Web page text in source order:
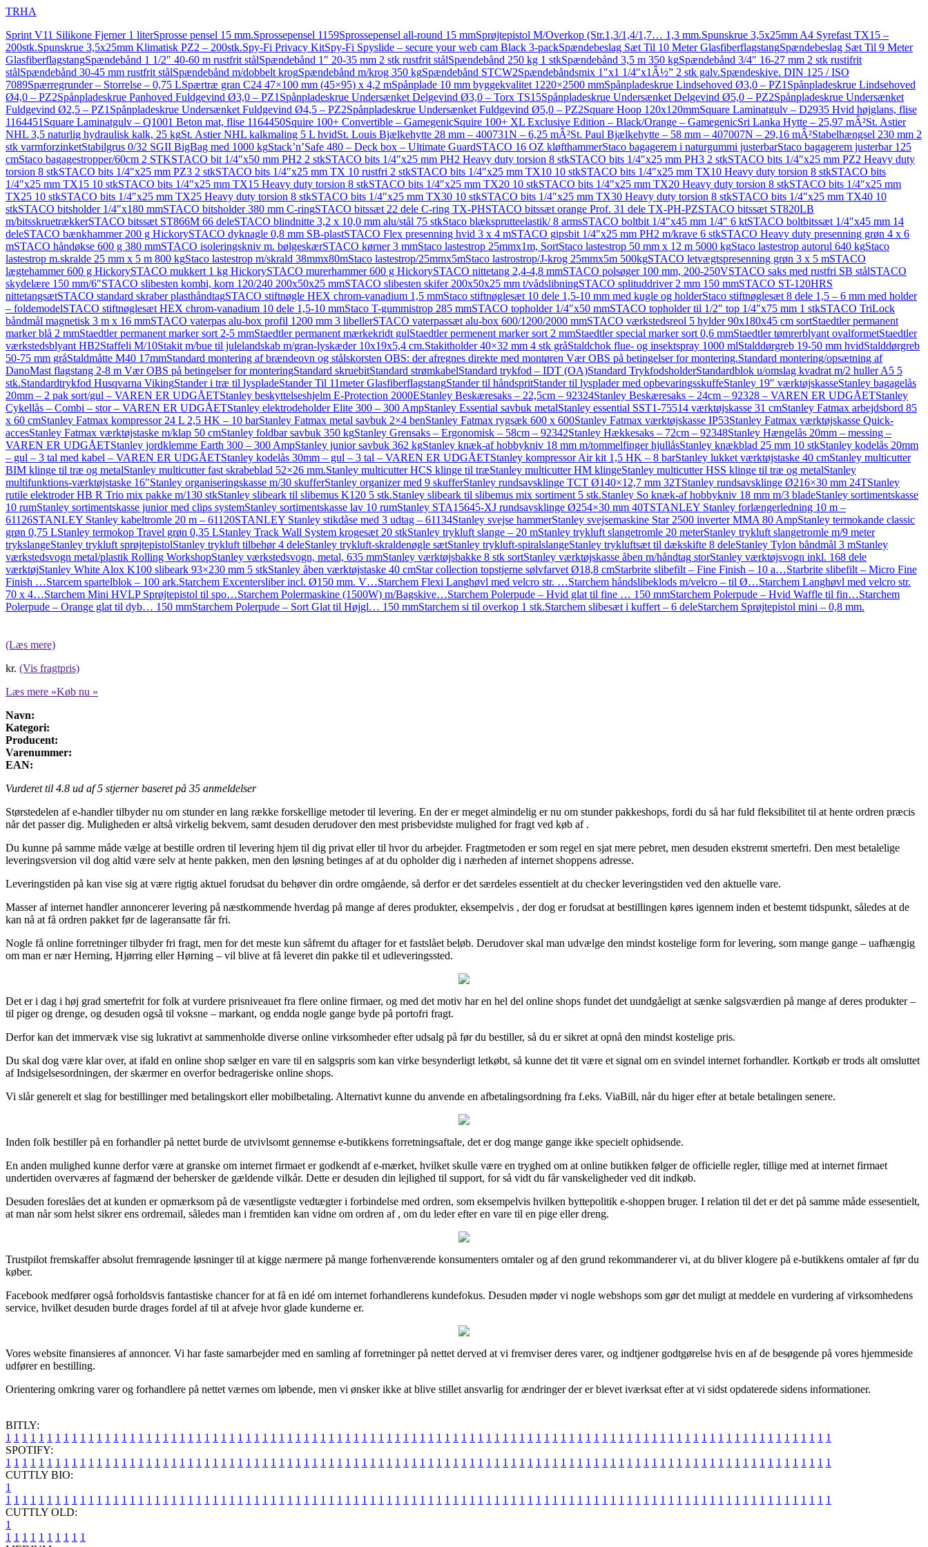
TRHA
Sprint V11 Silikone Fjerner 1 literSprosse pensel 15 mm.Sprossepensel 1159Sprossepensel all-round 15 mmSprøjtepistol M/Overkop (Str.1,3/1,4/1,7… 1,3 mm.Spunskrue 3,5x25mm A4 Syrefast TX15 –
200stk.Spunskrue 3,5x25mm Klimatisk PZ2 – 200stk.Spy-Fi Privacy KitSpy-Fi Spyslide – secure your web cam Black 3-packSpændebeslag Sæt Til 10 Meter GlasfiberflagstangSpændebeslag Sæt Til 9 Meter
GlasfiberflagstangSpændebånd 1 1/2″ 40-60 m rustfrit stålSpændebånd 1″ 20-35 mm 2 stk rustfrit stålSpændebånd 250 kg 1 stkSpændebånd 3,5 m 350 kgSpændebånd 3/4″ 16-27 mm 2 stk rustifrit
stålSpændebånd 30-45 mm rustfrit stålSpændebånd m/dobbelt krogSpændebånd m/krog 350 kgSpændebånd STCW2Spændebåndsmix 1″x1 1/4″x1Â½” 2 stk galv.Spændeskive. DIN 125 / ISO
7089Spærregrunder – Storrelse – 0,75 LSpærtræ gran C24 47×100 mm (45×95) x 4,2 mSpånplade 10 mm byggekvalitet 1220×2500 mmSpånpladeskrue Lindsehoved Ø3,0 – PZ1 Spånpladeskrue Lindsehoved
Ø4,0 – PZ2Spånpladeskrue Panhoved Fuldgevind Ø3,0 – PZ1 Spånpladeskrue Undersænket Delgevind Ø3,0 – Torx TS15Spånpladeskrue Undersænket Delgevind Ø5,0 – PZ2Spånpladeskrue Undersænket
Fuldgevind Ø2,5 – PZ1 Spånpladeskrue Undersænket Fuldgevind Ø4,5 – PZ2Spånpladeskrue Undersænket Fuldgevind Ø5,0 – PZ2Square Hoop 120x120mmSquare Laminatgulv – D2935 Hvid højglans, flise
1164451 Square Laminatgulv – Q1001 Beton mat, flise 1164450Squire 100+ Convertible – GamegenicSquire 100+ XL Exclusive Edition – Black/Orange – GamegenicSri Lanka Hytte – 25,97 mÂ²St. Astier
NHL 3,5 naturlig hydraulisk kalk, 25 kgSt. Astier NHL kalkmaling 5 L hvidSt. Louis Bjælkehytte 28 mm – 400731N – 6,25 mÂ²St. Paul Bjælkehytte – 58 mm – 407007N – 29,16 mÂ²Stabelhængsel 230 mm 2
stk varmforzinketStabilgrus 0/32 SGII BigBag med 1000 kgStack’n’Safe 480 – Deck box – Ultimate GuardSTACO 16 OZ kløfthammerStaco bagagerem i naturgummi justerbarStaco bagagerem justerbar 125
cmStaco bagagestropper/60cm 2 STKSTACO bit 1/4″x50 mm PH2 2 stkSTACO bits 1/4″x25 mm PH2 Heavy duty torsion 8 stkSTACO bits 1/4″x25 mm PH3 2 stkSTACO bits 1/4″x25 mm PZ2 Heavy duty
torsion 8 stkSTACO bits 1/4″x25 mm PZ3 2 stkSTACO bits 1/4″x25 mm TX 10 rustfri 2 stkSTACO bits 1/4″x25 mm TX10 10 stkSTACO bits 1/4″x25 mm TX10 Heavy duty torsion 8 stkSTACO bits
1/4″x25 mm TX15 10 stkSTACO bits 1/4″x25 mm TX15 Heavy duty torsion 8 stkSTACO bits 1/4″x25 mm TX20 10 stkSTACO bits 1/4″x25 mm TX20 Heavy duty torsion 8 stkSTACO bits 1/4″x25 mm
TX25 10 stkSTACO bits 1/4″x25 mm TX25 Heavy duty torsion 8 stkSTACO bits 1/4″x25 mm TX30 10 stkSTACO bits 1/4″x25 mm TX30 Heavy duty torsion 8 stkSTACO bits 1/4″x25 mm TX40 10
stkSTACO bitsholder 1/4″x180 mmSTACO bitsholder 380 mm C-ringSTACO bitssæt 22 dele C-ring TX-PHSTACO bitssæt orange Prof. 31 dele TX-PH-PZSTACO bitssæt ST820LB
m/bitsskruetrækkerSTACO bitssæt ST866M 66 deleSTACO blindnitte 3,2 x 10,0 mm alu/stål 75 stkStaco blæksprutteelastik/ 8 armsSTACO boltbit 1/4″x45 mm 1/4″ 6 ktSTACO boltbitssæt 1/4″x45 mm 14
deleSTACO bænkhammer 200 g HickorySTACO dyknagle 0,8 mm SB-plastSTACO Flex presenning hvid 3 x 4 mSTACO gipsbit 1/4″x25 mm PH2 m/krave 6 stkSTACO Heavy duty presenning grøn 4 x 6
mSTACO håndøkse 600 g 380 mmSTACO isoleringskniv m. bølgeskærSTACO kørner 3 mmStaco lastestrop 25mmx1m, SortStaco lastestrop 50 mm x 12 m 5000 kgStaco lastestrop autorul 640 kgStaco
lastestrop m.skralde 25 mm x 5 m 800 kgStaco lastestrop m/skrald 38mmx80mStaco lastestrop/25mmx5mStaco lastrostrop/J-krog 25mmx5m 500kgSTACO letvægtspresenning grøn 3 x 5 mSTACO
lægtehammer 600 g HickorySTACO mukkert 1 kg HickorySTACO murerhammer 600 g HickorySTACO nittetang 2,4-4,8 mmSTACO polsøger 100 mm, 200-250VSTACO saks med rustfri SB stålSTACO
skydelære 150 mm/6″STACO slibesten kombi, korn 120/240 200x50x25 mmSTACO slibesten skifer 200x50x25 mm t/vådslibningSTACO splituddriver 2 mm 150 mmSTACO ST-120HRS
nittetangsætSTACO standard skraber plasthåndtagSTACO stiftnøgle HEX chrom-vanadium 1,5 mmStaco stiftnøglesæt 10 dele 1,5-10 mm med kugle og holderStaco stiftnøglesæt 8 dele 1,5 – 6 mm med holder
– foldemodelSTACO stiftnøglesæt HEX chrom-vanadium 10 dele 1,5-10 mmStaco T-gummistrop 285 mmSTACO topholder 1/4″x50 mmSTACO topholder til 1/2″ top 1/4″x75 mm 1 stkSTACO TriLock
båndmål magnetisk 3 m x 16 mmSTACO vaterpas alu-box profil 1200 mm 3 libellerSTACO vaterpassæt alu-box 600/1200/2000 mmSTACO værkstedsreol 5 hylder 90x180x45 cm sortStaedtler permanent
marker blå 2 mmStaedtler permanent marker sort 2-5 mmStaedtler permanent mærkekridt gulStaedtler permenent marker sort 2 mmStaedtler special marker sort 0,6 mmStaedtler tømrerblyant ovalformetStaedtler
værkstedsblyant HB2Staffeli M/10Stakit m/bue til julelandskab m/gran-lyskæder 10x19x5,4 cm.Stakitholder 40×32 mm 4 stk gråStaldchok flue- og insektspray 1000 mlStalddørgreb 19-50 mm hvidStalddørgreb
50-75 mm gråStaldmåtte M40 17mmStandard montering af brændeovn og stålskorsten OBS: der afregnes direkte med montøren Vær OBS på betingelser for montering.Standard montering/opsætning af
DanoMast flagstang 2-8 m Vær OBS på betingelser for monteringStandard skruebitStandard strømkabelStandard trykfod – IDT (OA)Standard TrykfodsholderStandardblok u/omslag kvadrat m/2 huller A5 5
stk.Standardtrykfod Husqvarna VikingStander i træ til lyspladeStander Til 11meter GlasfiberflagstangStander til håndspritStander til lysplader med opbevaringsskuffeStanley 19″ værktøjskasseStanley bagagelås
20mm – 2 pak sort/gul – VAREN ER UDGÅETStanley beskyttelseshjelm E-Protection 2000EStanley Beskæresaks – 22,5cm – 92324Stanley Beskæresaks – 24cm – 92328 – VAREN ER UDGÅETStanley
Cykellås – Combi – stor – VAREN ER UDGÅETStanley elektrodeholder Elite 300 – 300 AmpStanley Essential savbuk metalStanley essential SST1-75514 værktøjskasse 31 cmStanley Fatmax arbejdsbord 85
x 60 cmStanley Fatmax kompressor 24 L 2,5 HK – 10 barStanley Fatmax metal savbuk 2×4 benStanley Fatmax rygsæk 600 x 600Stanley Fatmax værktøjskasse IP53Stanley Fatmax værktøjskasse Quick-
accesStanley Fatmax værktøjstaske m/klap 50 cmStanley foldbar savbuk 350 kgStanley Grensaks – Ergonomisk – 58cm – 92342Stanley Hækkesaks – 72cm – 92348Stanley Hængelås 20mm – messing –
VAREN ER UDGÅETStanley jordklemme Earth 300 – 300 AmpStanley junior savbuk 362 kgStanley knæk-af hobbykniv 18 mm m/tommelfinger hjullåsStanley knækblad 25 mm 10 stkStanley kodelås 20mm
– gul – 3 tal med kabel – VAREN ER UDGÅETStanley kodelås 30mm – gul – 3 tal – VAREN ER UDGÅETStanley kompressor Air kit 1,5 HK – 8 barStanley lukket værktøjstaske 40 cmStanley multicutter
BIM klinge til træ og metalStanley multicutter fast skrabeblad 52×26 mm.Stanley multicutter HCS klinge til træStanley multicutter HM klingeStanley multicutter HSS klinge til træ og metalStanley
multifunktions-værktøjstaske 16″Stanley organiseringskasse m/30 skufferStanley organizer med 9 skufferStanley rundsavsklinge TCT Ø140×12,7 mm 32TStanley rundsavsklinge Ø216×30 mm 24TStanley
rutile elektroder HB R Trio mix pakke m/130 stkStanley slibeark til slibemus K120 5 stk.Stanley slibeark til slibemus mix sortiment 5 stk.Stanley So knæk-af hobbykniv 18 mm m/3 bladeStanley sortimentskasse
10 rumStanley sortimentskasse junior med clips systemStanley sortimentskasse lav 10 rumStanley STA15645-XJ rundsavsklinge Ø254×30 mm 40TSTANLEY Stanley forlængerledning 10 m –
61126STANLEY Stanley kabeltromle 20 m – 61120STANLEY Stanley stikdåse med 3 udtag – 61134Stanley svejse hammerStanley svejsemaskine Star 2500 inverter MMA 80 AmpStanley termokande classic
grøn 0,75 LStanley termokop Travel grøn 0,35 LStanley Track Wall System krogesæt 20 stkStanley trykluft slange – 20 mStanley trykluft slangetromle 20 meterStanley trykluft slangetromle m/9 meter
trykslangeStanley trykluft sprøjtepistolStanley trykluft tilbehør 4 deleStanley trykluft-skraldenøgle sætStanley trykluft-spiralslangeStanley trykluftsæt til dækskifte 8 deleStanley Tylon båndmål 3 mStanley
værkstedsvogn metal/plastik Rolling WorkshopStanley værkstedsvogn, metal, 635 mmStanley værktøjsbakke 8 stk sortStanley værktøjskasse åben m/håndtag storStanley værktøjsvogn inkl. 168 dele
værktøjStanley White Alox K100 slibeark 93×230 mm 5 stkStanley åben værktøjstaske 40 cmStar collection topstjerne sølvfarvet Ø18,8 cmStarbrite slibefilt – Fine Finish – 10 a…Starbrite slibefilt – Micro Fine
Finish …Starcem spartelblok – 100 ark.Starchem Excentersliber incl. Ø150 mm. V…Starchem Flexi Langhøvl med velcro str. …Starchem håndslibeklods m/velcro – til Ø…Starchem Langhøvl med velcro str.
70 x 4…Starchem Mini HVLP Sprøjtepistol til spo…Starchem Polermaskine (1500W) m/Bagskive…Starchem Polerpude – Hvid glat til fine … 150 mmStarchem Polerpude – Hvid Waffle til fin…Starchem
Polerpude – Orange glat til dyb… 150 mmStarchem Polerpude – Sort Glat til Højgl… 150 mmStarchem si til overkop 1 stk.Starchem slibesæt i kuffert – 6 deleStarchem Sprøjtepistol mini – 0,8 mm.
(Læs mere)
kr. (Vis fragtpris)
Læs mere »Køb nu »
Navn:
Kategori:
Producent:
Varenummer:
EAN:
Vurderet til 4.8 ud af 5 stjerner baseret på 35 anmeldelser
Størstedelen af e-handler tilbyder nu om stunder en lang række forskellige metoder til levering. En der er meget almindelig er nu om stunder pakkeshops, fordi du så har fuld fleksibilitet til at hente ordren præcis
når det passer dig. Muligheden er altså virkelig bekvem, samt desuden derudover den mest prisbevidste mulighed for fragt ved køb af .
Du kunne på samme måde vælge at bestille ordren til levering hjem til dig privat eller til hvor du arbejder. Fragtmetoden er som regel en sjat mere pebret, men desuden ekstremt smertefri. Den mest betalelige
leveringsversion vil dog altid være selv at hente pakken, men den løsning betinges af at du opholder dig i nærheden af internet shoppens adresse.
Leveringstiden på kan vise sig at være rigtig aktuel forudsat du behøver din ordre omgående, så derfor er det særdeles essentielt at du checker leveringstiden ved den aktuelle vare.
Masser af internet handler annoncerer levering på næstkommende hverdag på mange af deres produkter, eksempelvis , der dog er forudsat at bestillingen køres igennem inden et bestemt tidspunkt, således at de
kan nå at få ordren pakket før de lageransatte får fri.
Nogle få online forretninger tilbyder fri fragt, men for det meste kun såfremt du aftager for et fastslået beløb. Derudover skal man udvælge den mindst kostelige form for levering, som mange gange – uafhængig
om man er nær Herning, Hjørring eller Hørning – vil blive at få leveret din pakke til et udleveringssted.
Det er i dag i høj grad smertefrit for folk at vurdere prisniveauet fra flere online firmaer, og med det motiv har en hel del online shops fundet det uundgåeligt at sænke salgsværdien på mange af deres produkter –
til piger og drenge, og desuden også til voksne – markant, og endda nogle gange byde på portofri fragt.
Derfor kan det immervæk vise sig lukrativt at sammenholde diverse online virksomheder efter udsalg på før du bestiller, så du er sikret at opnå den mindst kostelige pris.
Du skal dog være klar over, at ifald en online shop sælger en vare til en salgspris som kan virke besynderligt letkøbt, så kunne det tit være et signal om en svindel internet forhandler. Kortkøb er trods alt omsluttet
af Indsigelsesordningen, der skærmer en overfor bedrageriske online shops.
Vi slår generelt et slag for bestillinger med betalingskort eller mobilbetaling. Alternativt kunne du anvende en afbetalingsordning fra f.eks. ViaBill, når du higer efter at betale betalingen senere.
Inden folk bestiller på en forhandler på nettet burde de utvivlsomt gennemse e-butikkens forretningsaftale, det er dog mange gange ikke specielt ophidsende.
En anden mulighed kunne derfor være at granske om internet firmaet er godkendt af e-mærket, hvilket skulle være en tryghed om at online butikken følger de officielle regler, tillige med at internet firmaet
undertiden overværes af fagmænd der behersker de gældende vilkår. Dette er desuden din lejlighed til support, for så vidt du får vanskeligheder ved dit indkøb.
Desuden foreslåes det at kunden er opmærksom på de væsentligste vedtægter i forbindelse med ordren, som eksempelvis hvilken byttepolitik e-shoppen bruger. I relation til det er det på samme måde essesentielt,
at man når som helst sikrer ens ordremail, således man i fremtiden kan vidne om ordren af , om du leder efter en vare til en pige eller dreng.
Trustpilot fremskaffer absolut fremragende løsninger til at kigge nærmere på mange forhenværende konsumenters omtaler og af den grund rekommanderer vi, at du bliver klogere på e-butikkens omtaler af før du
køber.
Facebook medfører også forholdsvis fantastiske chancer for at få en idé om internet forhandlerens kundefokus. Desuden møder vi nogle webshops som gør det muligt at meddele en vurdering af virksomhedens
service, hvilket desuden burde drages fordel af til at afveje hvor glade kunderne er.
Vores website finansieres af annoncer. Vi har faste samarbejder med en samling af forretninger på nettet derved at vi fremviser deres varer, og indtjener godtgørelse hvis en af de besøgende på vores hjemmeside
udfører en bestilling.
Orientering omkring varer og forhandlere på nettet værnes om løbende, men vi ønsker ikke at blive stillet ansvarlig for ændringer der er blevet iværksat efter at vi sidst opdaterede sidens informationer.
BITLY:
1 1 1 1 1 1 1 1 1 1 1 1 1 1 1 1 1 1 1 1 1 1 1 1 1 1 1 1 1 1 1 1 1 1 1 1 1 1 1 1 1 1 1 1 1 1 1 1 1 1 1 1 1 1 1 1 1 1 1 1 1 1 1 1 1 1 1 1 1 1 1 1 1 1 1 1 1 1 1 1 1 1 1 1 1 1 1 1 1 1 1 1 1 1 1 1 1 1 1 1
SPOTIFY:
1 1 1 1 1 1 1 1 1 1 1 1 1 1 1 1 1 1 1 1 1 1 1 1 1 1 1 1 1 1 1 1 1 1 1 1 1 1 1 1 1 1 1 1 1 1 1 1 1 1 1 1 1 1 1 1 1 1 1 1 1 1 1 1 1 1 1 1 1 1 1 1 1 1 1 1 1 1 1 1 1 1 1 1 1 1 1 1 1 1 1 1 1 1 1 1 1 1 1 1
CUTTLY BIO:
1
1 1 1 1 1 1 1 1 1 1 1 1 1 1 1 1 1 1 1 1 1 1 1 1 1 1 1 1 1 1 1 1 1 1 1 1 1 1 1 1 1 1 1 1 1 1 1 1 1 1 1 1 1 1 1 1 1 1 1 1 1 1 1 1 1 1 1 1 1 1 1 1 1 1 1 1 1 1 1 1 1 1 1 1 1 1 1 1 1 1 1 1 1 1 1 1 1 1 1 1
CUTTLY OLD:
1
1 1 1 1 1 1 1 1 1 1